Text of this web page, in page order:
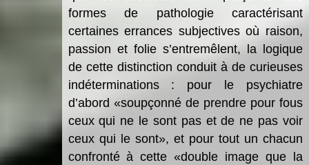
formes de pathologie caractérisant
certaines errances subjectives où raison,
passion et folie s’entremêlent, la logique
de cette distinction conduit à de curieuses
indéterminations : pour le psychiatre
d’abord «soupçonné de prendre pour fous
ceux qui ne le sont pas et de ne pas voir
ceux qui le sont», et pour tout un chacun
confronté à cette «double image que la